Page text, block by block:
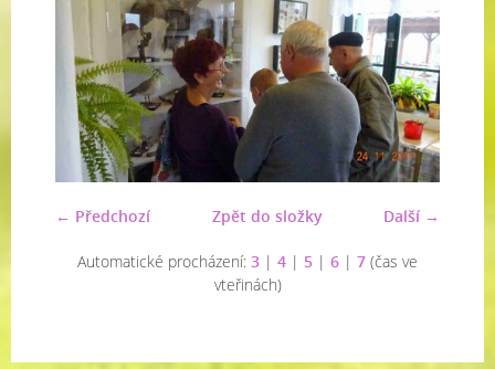
← Předchozí Další →
Zpět do složky
Automatické procházení: 3 | 4 | 5 | 6 | 7 (čas ve
vteřinách)